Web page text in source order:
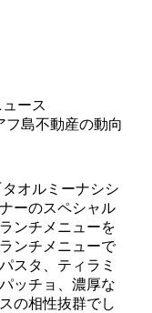
オルミーナシシ
ーのスペシャル
ンチメニューを
ンチメニューで
スタ、ティラミ
ッチョ、濃厚な
の相性抜群でし